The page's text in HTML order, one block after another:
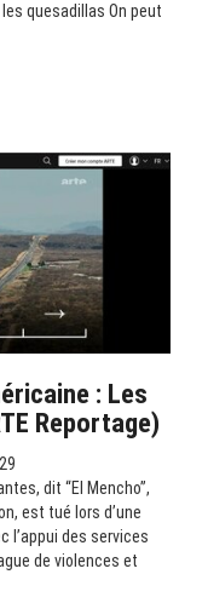
quesadillas On peut
: Les
Reportage)
dit “El Mencho”,
est tué lors d’une
l’appui des services
de violences et